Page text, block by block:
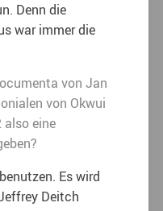
Denn die
war immer die
von Jan
von Okwui
also eine
Es wird
Deitch